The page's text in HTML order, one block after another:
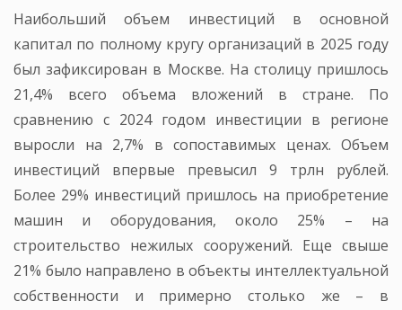
Наибольший объем инвестиций в основной
капитал по полному кругу организаций в 2025 году
был зафиксирован в Москве. На столицу пришлось
21,4% всего объема вложений в стране. По
сравнению с 2024 годом инвестиции в регионе
выросли на 2,7% в сопоставимых ценах. Объем
инвестиций впервые превысил 9 трлн рублей.
Более 29% инвестиций пришлось на приобретение
машин и оборудования, около 25% – на
строительство нежилых сооружений. Еще свыше
21% было направлено в объекты интеллектуальной
собственности и примерно столько же – в